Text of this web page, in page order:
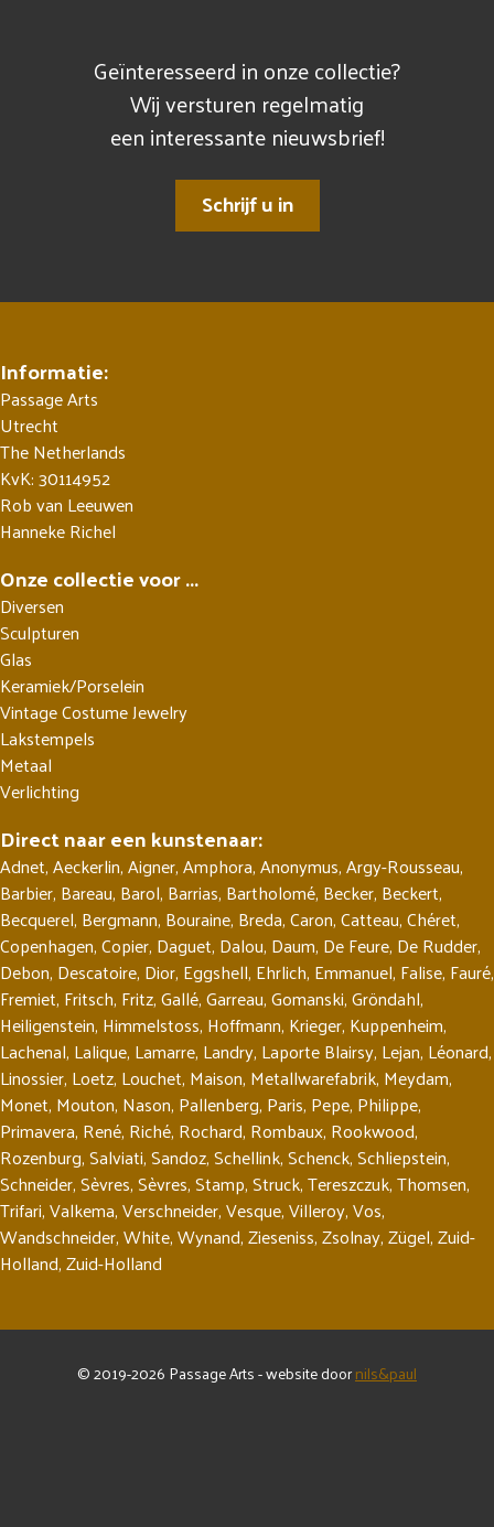
Geïnteresseerd in onze collectie?
Wij versturen regelmatig
een interessante nieuwsbrief!
Schrijf u in
Informatie:
Passage Arts
Utrecht
The Netherlands
KvK: 30114952
Rob van Leeuwen
Hanneke Richel
Onze collectie voor ...
Diversen
Sculpturen
Glas
Keramiek/Porselein
Vintage Costume Jewelry
Lakstempels
Metaal
Verlichting
Direct naar een kunstenaar:
Adnet,Aeckerlin,Aigner,Amphora,Anonymus,Argy-Rousseau,
Barbier, Bareau, Barol, Barrias, Bartholomé, Becker, Beckert,
Becquerel, Bergmann, Bouraine, Breda,Caron,Catteau,Chéret,
Copenhagen,Copier, Daguet, Dalou, Daum, De Feure, De Rudder,
Debon, Descatoire, Dior, Eggshell, Ehrlich, Emmanuel, Falise, Fauré,
Fremiet, Fritsch, Fritz,Gallé,Garreau,Gomanski,Gröndahl,
Heiligenstein, Himmelstoss, Hoffmann, Krieger, Kuppenheim,
Lachenal, Lalique, Lamarre, Landry, Laporte Blairsy, Lejan, Léonard,
Linossier, Loetz, Louchet, Maison, Metallwarefabrik, Meydam,
Monet, Mouton, Nason, Pallenberg, Paris, Pepe, Philippe,
Primavera, René, Riché, Rochard, Rombaux, Rookwood,
Rozenburg,Salviati,Sandoz,Schellink,Schenck,Schliepstein,
Schneider,Sèvres,Sèvres,Stamp,Struck,Tereszczuk,Thomsen,
Trifari,Valkema,Verschneider,Vesque,Villeroy,Vos,
Wandschneider,White,Wynand,Zieseniss,Zsolnay,Zügel,Zuid-
Holland,Zuid-Holland
© 2019-2026 Passage Arts - website doornils&paul